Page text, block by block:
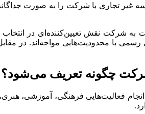
غیر تجاری با شرکت را به صورت
شرکت نقش تعیین‌کننده‌ای در
رسمی با محدودیت‌هایی مواجه‌اند. در
چگونه تعریف می‌شود؟
فعالیت‌هایی فرهنگی، آموزشی،